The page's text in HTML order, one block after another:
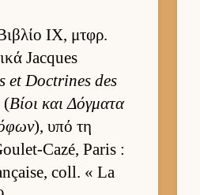
IX, μτ­φρ.
Jacques
et Doctrines des
(Βίοι και Δόγ­ματα
), υπό τη
Cazé, Paris :
coll. « La